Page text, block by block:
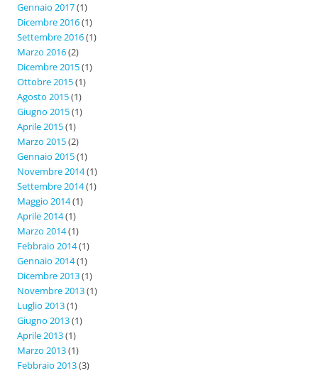
Gennaio 2017(1)
Dicembre 2016(1)
Settembre 2016(1)
Marzo 2016(2)
Dicembre 2015(1)
Ottobre 2015(1)
Agosto 2015(1)
Giugno 2015(1)
Aprile 2015(1)
Marzo 2015(2)
Gennaio 2015(1)
Novembre 2014(1)
Settembre 2014(1)
Maggio 2014(1)
Aprile 2014(1)
Marzo 2014(1)
Febbraio 2014(1)
Gennaio 2014(1)
Dicembre 2013(1)
Novembre 2013(1)
Luglio 2013(1)
Giugno 2013(1)
Aprile 2013(1)
Marzo 2013(1)
Febbraio 2013(3)